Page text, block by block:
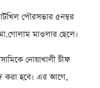
পৌরসভার ৫নম্বর
মাওলার ছেলে।
নোয়াখালী চীফ
করা হবে। এর আগে,